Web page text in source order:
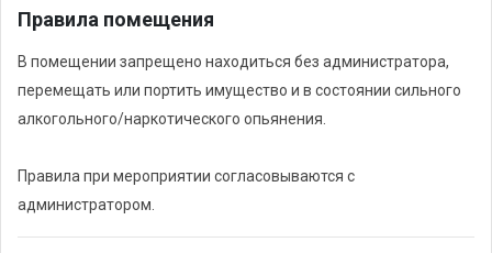
Правила помещения
В помещении запрещено находиться без администратора,
перемещать или портить имущество и в состоянии сильного
алкогольного/наркотического опьянения.
Правила при мероприятии согласовываются с
администратором.